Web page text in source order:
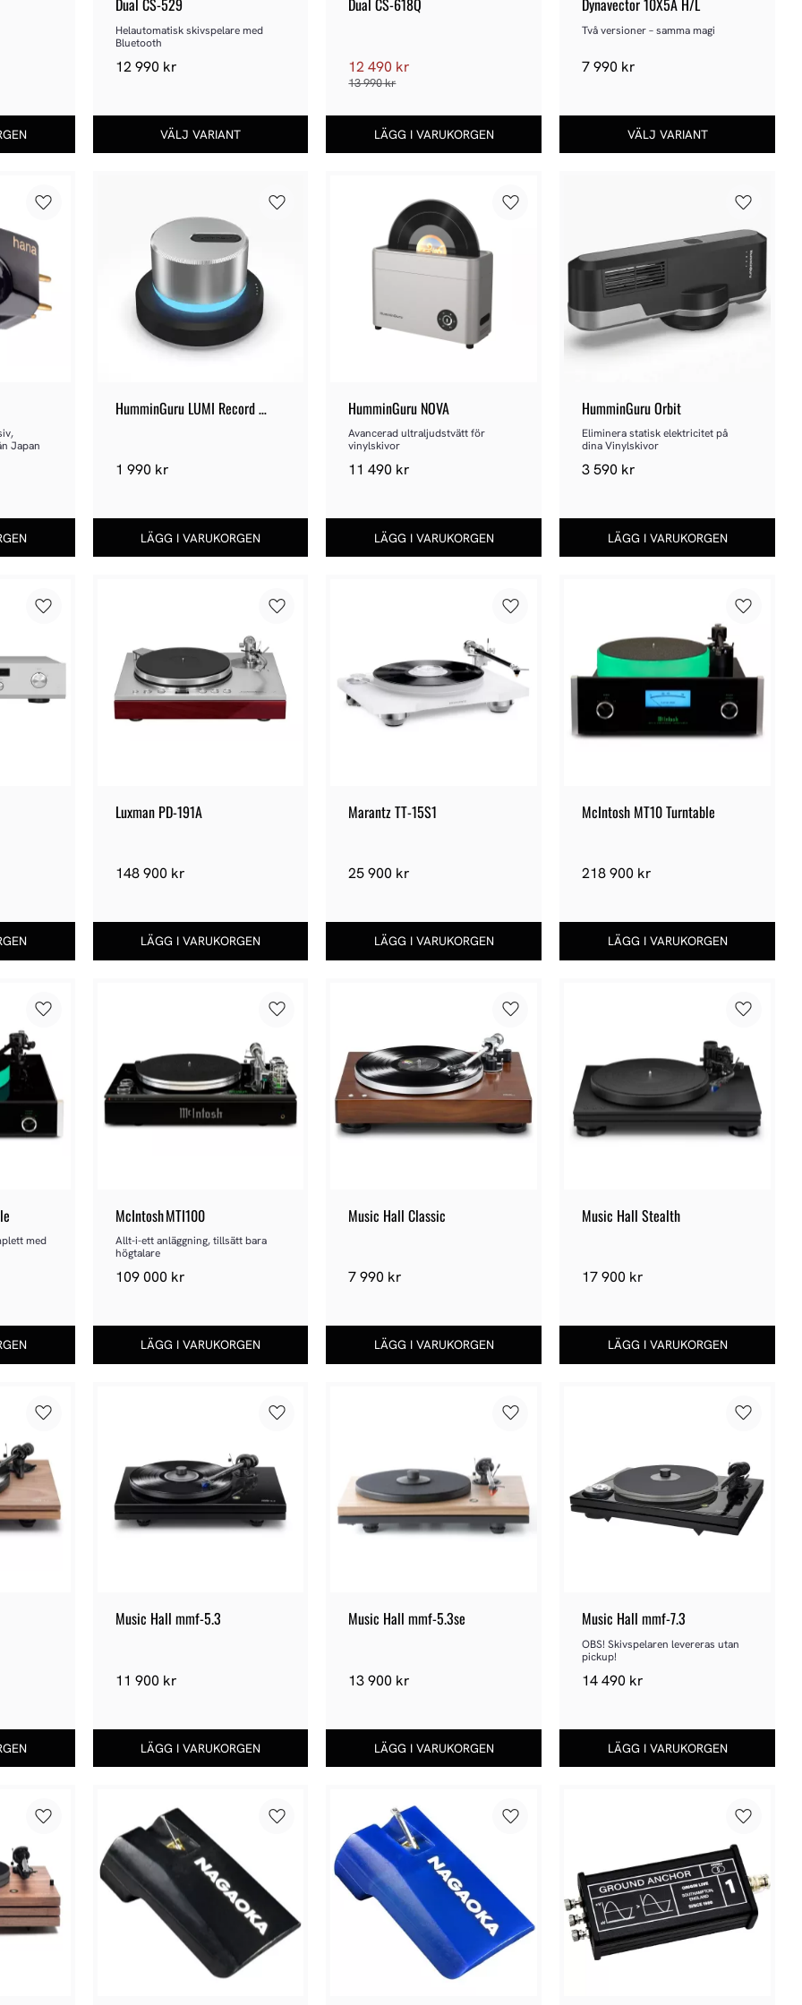
Dual CS-529
Helautomatisk skivspelare med
Bluetooth
12 990kr
Dual CS-618Q
12 490 kr
13 990kr
Dynavector 10X5A H/L
Två versioner – samma magi
7 990 kr
Japan
Lägg till i favoriter
HumminGuru LUMI Record
1 990kr
Lägg till i favoriter
HumminGuru NOVA
Avancerad ultraljudstvätt för
vinylskivor
11 490 kr
Lägg till i favoriter
HumminGuru Orbit
Eliminera statisk elektricitet på
dina Vinylskivor
3 590 kr
Lägg till
Lägg till i favoriter
Luxman PD-191A
148 900kr
Lägg till i favoriter
Marantz TT-15S1
25 900 kr
Lägg till i favoriter
McIntosh MT10 Turntable
218 900 kr
Lägg till
med
Lägg till i favoriter
McIntosh MTI100
Allt-i-ett anläggning, tillsätt bara
högtalare
109 000kr
Lägg till i favoriter
Music Hall Classic
7 990 kr
Lägg till i favoriter
Music Hall Stealth
17 900 kr
Lägg till
Lägg till i favoriter
Music Hall mmf-5.3
11 900kr
Lägg till i favoriter
Music Hall mmf-5.3se
13 900 kr
Lägg till i favoriter
Music Hall mmf-7.3
OBS! Skivspelaren levereras utan
pickup!
14 490 kr
Lägg till
Lägg till i favoriter Lägg till i favoriter Lägg till i favoriter Lägg till